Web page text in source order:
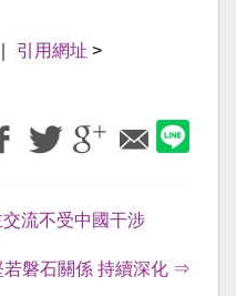
引用網址 >
流不受中國干涉
若磐石關係 持續深化 ⇒